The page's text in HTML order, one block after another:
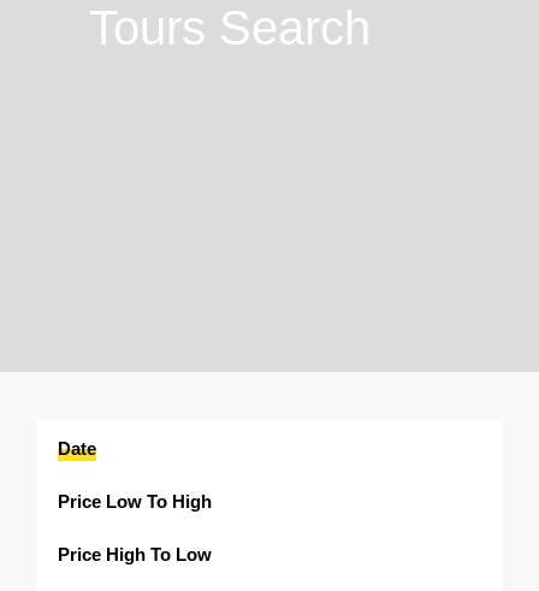
Tours Search
Date
Price Low To High
Price High To Low